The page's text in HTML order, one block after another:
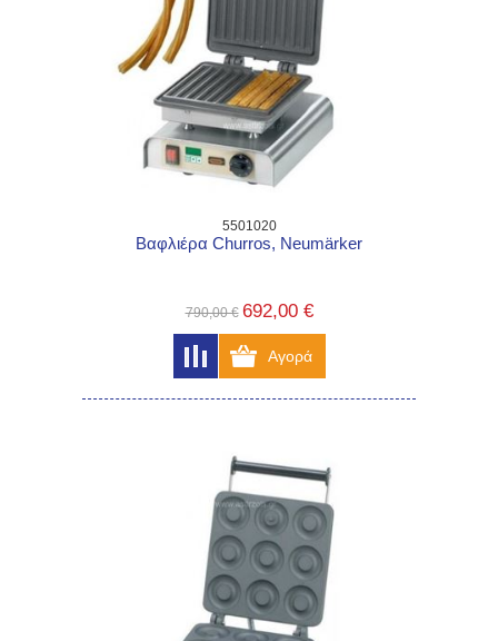
5501020
Βαφλιέρα Churros, Neumärker
790,00 € 692,00 €